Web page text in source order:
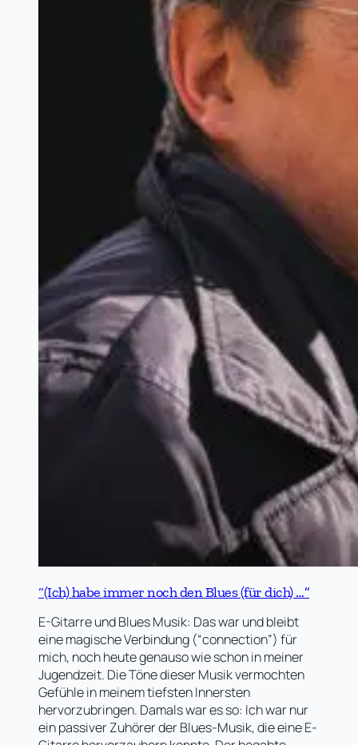
“(Ich) habe immer noch den Blues (für dich) …”
E-Gitarre und Blues Musik: Das war und bleibt
eine magische Verbindung (“connection”) für
mich, noch heute genauso wie schon in meiner
Jugendzeit. Die Töne dieser Musik vermochten
Gefühle in meinem tiefsten Innersten
hervorzubringen. Damals war es so: Ich war nur
ein passiver Zuhörer der Blues-Musik, die eine E-